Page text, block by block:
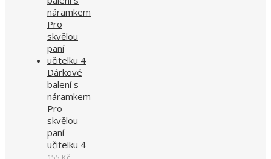
Dárkové
balení s
náramkem
Pro
skvělou
paní
učitelku 4